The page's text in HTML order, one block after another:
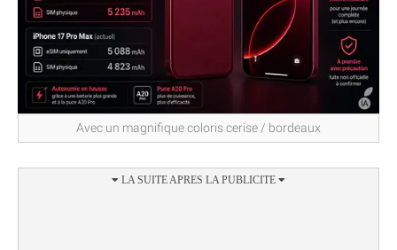
Avec un magnifique coloris cerise / bordeaux